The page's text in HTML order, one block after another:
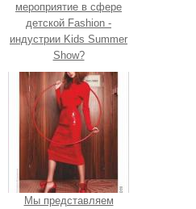
мероприятие в сфере
детской Fashion -
индустрии Kids Summer
Show?
Мы представляем